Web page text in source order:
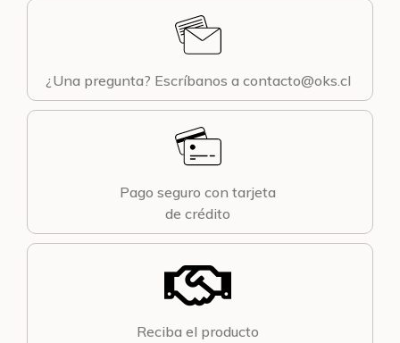
¿Una pregunta? Escríbanos a contacto@oks.cl
Pago seguro con tarjeta
de crédito
Reciba el producto